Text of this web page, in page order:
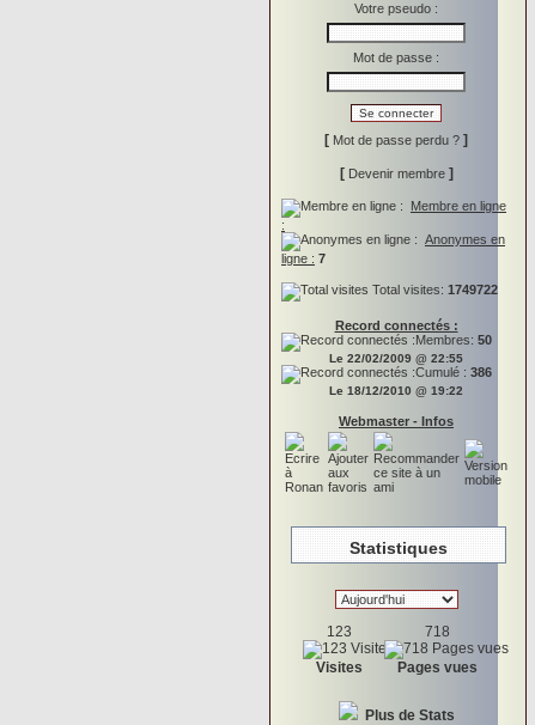
Votre pseudo :
Mot de passe :
[ Mot de passe perdu ? ]
[ Devenir membre]
Membre en ligne
:
Anonymes en
ligne : 7
Total visites: 1749722
Record connectés :
Membres: 50
Le 22/02/2009 @ 22:55
Cumulé : 386
Le 18/12/2010 @ 19:22
Webmaster - Infos
Statistiques
123
Visites
718
Pages vues
Plus de Stats